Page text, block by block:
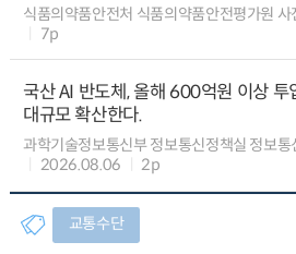
식품의약품안전처 식품의약품안전평가원 사
7p
국산 AI 반도체, 올해 600억원 이상 투
대규모 확산한다.
과학기술정보통신부 정보통신정책실 정보
2026.08.06
2p
교통수단